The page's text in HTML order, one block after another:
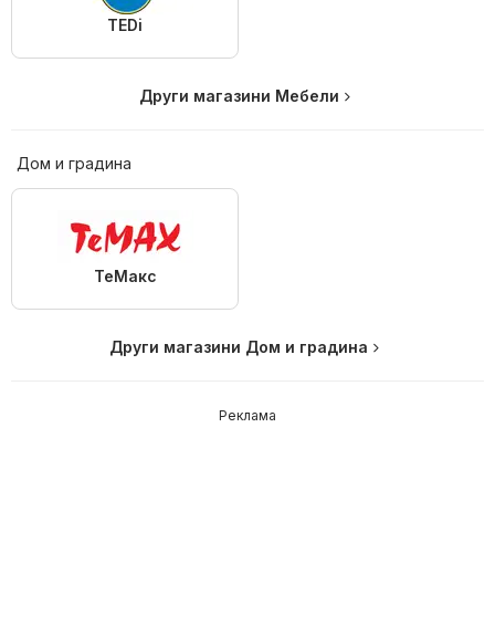
TEDi
Други магазини Мебели
Дом и градина
ТеMакс
Други магазини Дом и градина
Реклама